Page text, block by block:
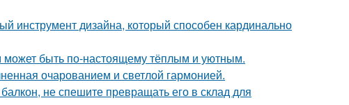
инструмент дизайна, который способен кардинально
может быть по-настоящему тёплым и уютным.
очарованием и светлой гармонией.
не спешите превращать его в склад для